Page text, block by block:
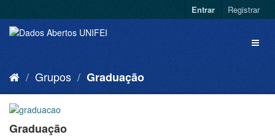
Entrar Registrar
Grupos Graduação
Graduação